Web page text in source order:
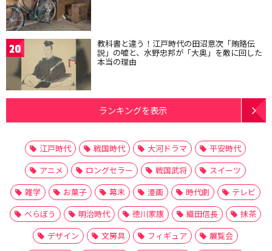
20 教科書と違う！江戸時代の田沼意次「賄賂伝
説」の嘘と、水野忠邦が「大奥」を敵に回した
本当の理由
ランキングを表示
江戸時代 戦国時代 大河ドラマ
平安時代
アニメ
ロングセラー 戦国武将
スイーツ
雑学
お菓子 幕末 漫画 時代劇
テレビ
べらぼう
明治時代 徳川家康 織田信長
抹茶
デザイン
文房具 フィギュア
展覧会